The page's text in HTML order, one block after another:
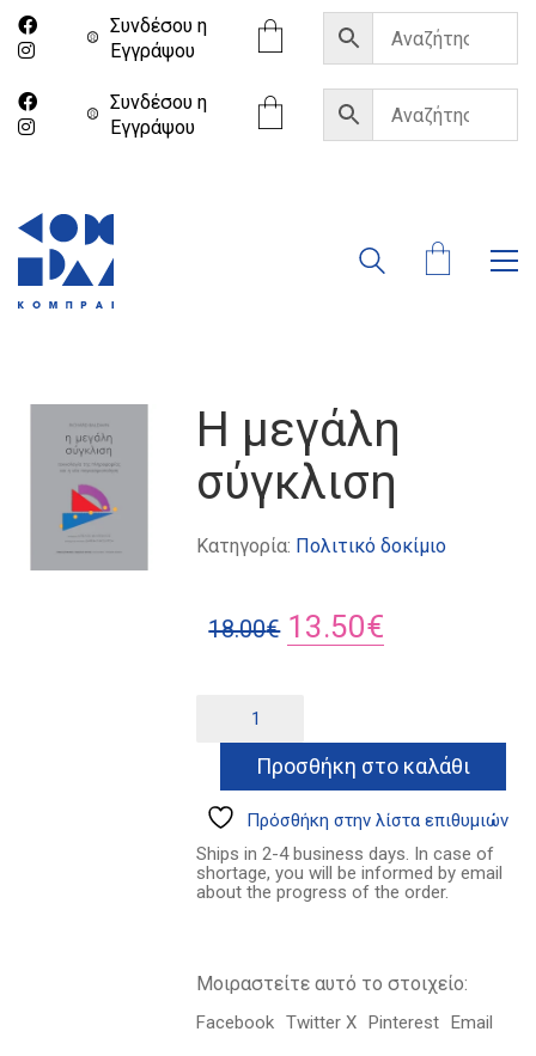
Συνδέσου η
Eγγράψου
Συνδέσου η
Eγγράψου
Η μεγάλη
σύγκλιση
Κατηγορία: Πολιτικό δοκίμιο
18.00€ Original
18.00€.
13.50€
είναι:
13.50€.
σύγκλιση
ποσότηταΠροσθήκη στο καλάθι
Πρόσθήκη στην λίστα επιθυμιών
Ships in 2-4 business days. In case of
shortage, you will be informed by email
about the progress of the order.
Μοιραστείτε αυτό το στοιχείο:
Facebook Twitter X Pinterest Email